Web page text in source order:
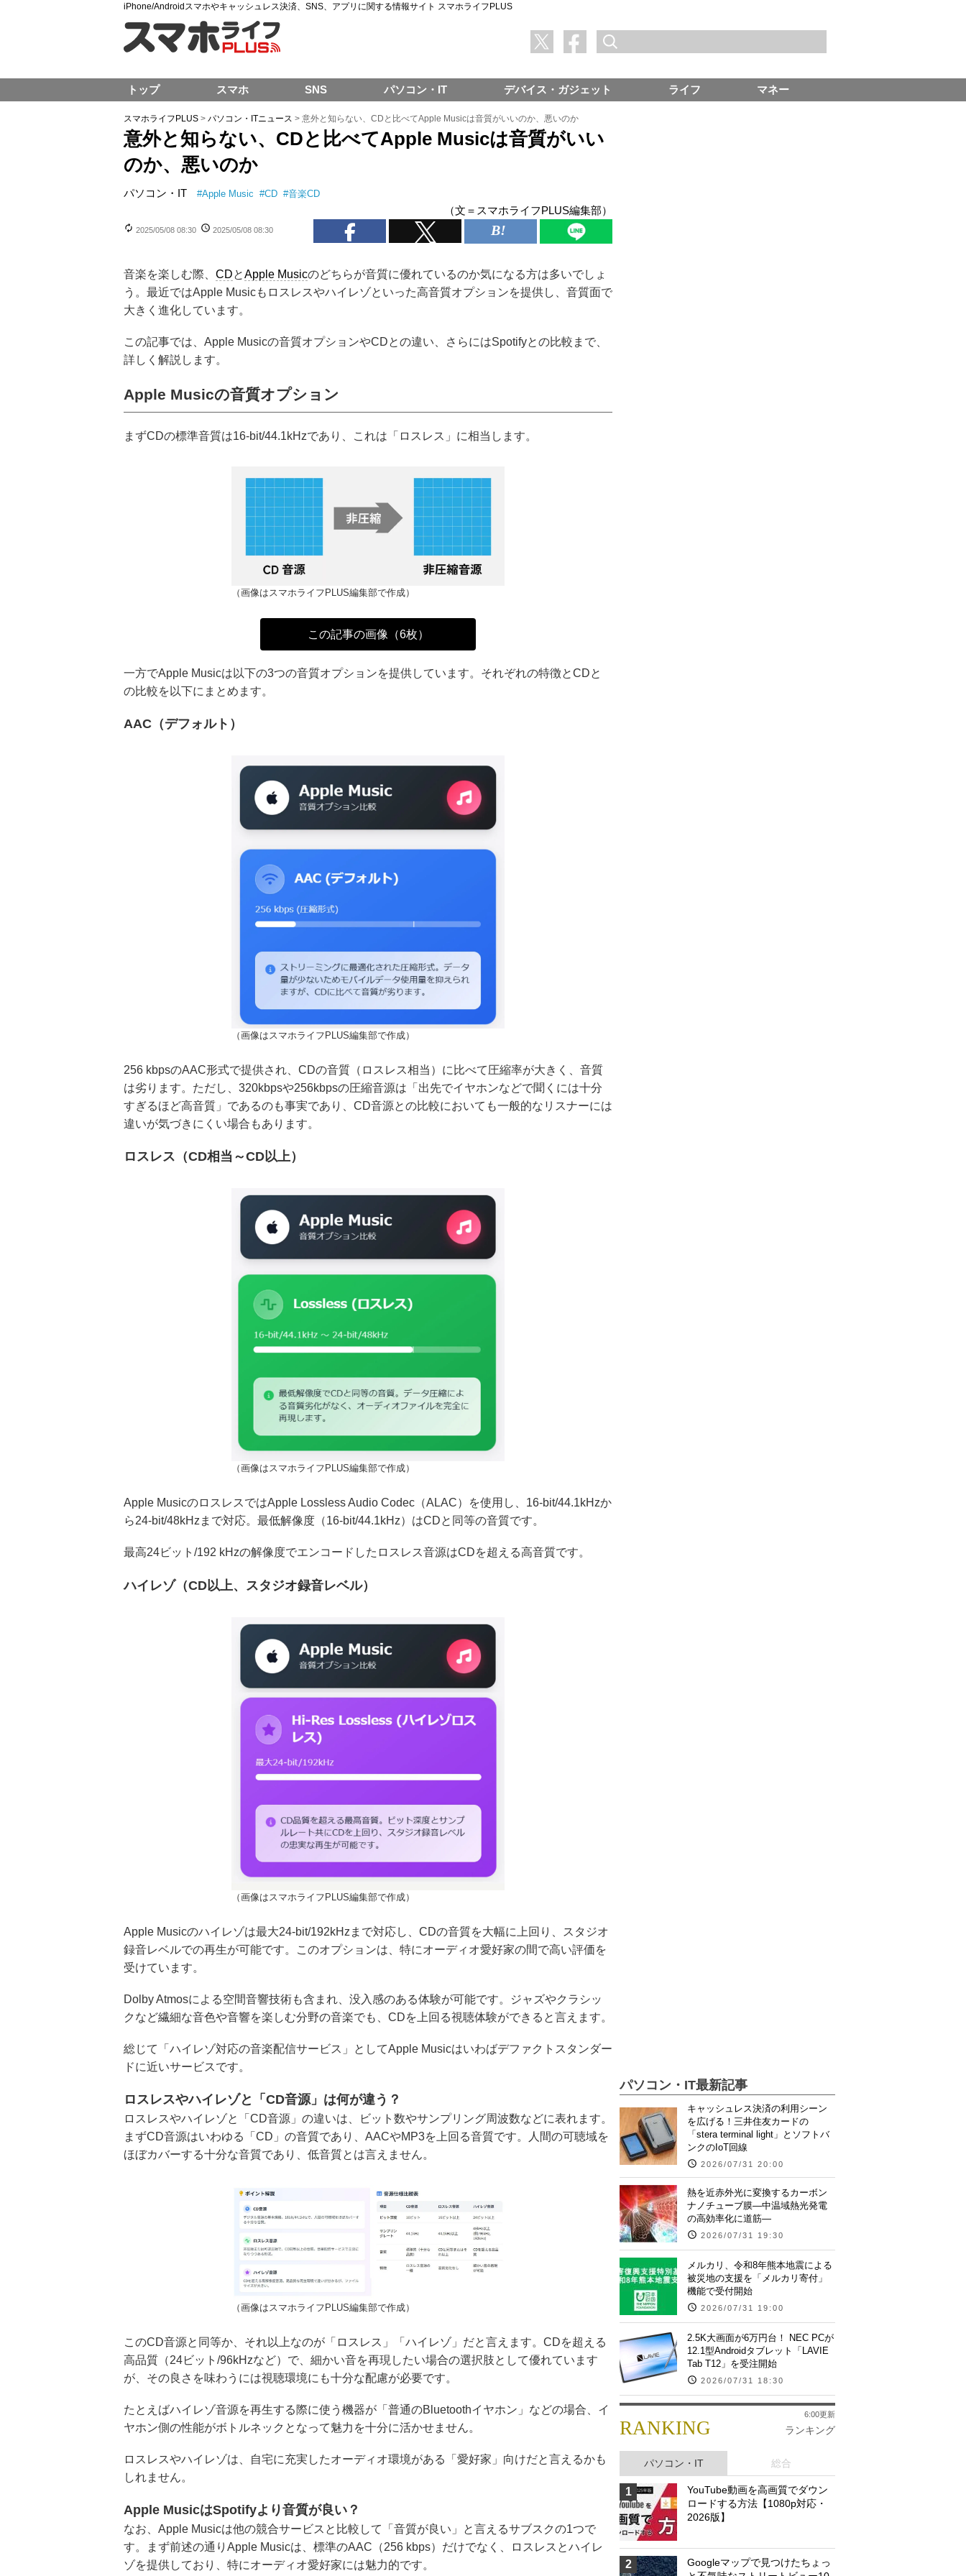
iPhone/Androidスマホやキャッシュレス決済、SNS、アプリに関する情報サイト スマホライフPLUS
スマホライフPLUS > パソコン・ITニュース > 意外と知らない、CDと比べてApple Musicは音質がいいのか、悪いのか
意外と知らない、CDと比べてApple Musicは音質がいい
のか、悪いのか
パソコン・IT #Apple Music #CD #音楽CD
（文＝スマホライフPLUS編集部）
2025/05/08 08:30 2025/05/08 08:30
音楽を楽しむ際、 CDとApple Musicのどちらが音質に優れているのか気になる方は多いでしょ
う。最近ではApple Musicもロスレスやハイレゾといった高音質オプションを提供し、音質面で
大きく進化しています。
この記事では、Apple Musicの音質オプションやCDとの違い、さらにはSpotifyとの比較まで、
詳しく解説します。
Apple Musicの音質オプション
まずCDの標準音質は16-bit/44.1kHzであり、これは「ロスレス」に相当します。
（画像はスマホライフPLUS編集部で作成）
この記事の画像（6枚）
一方でApple Musicは以下の3つの音質オプションを提供しています。それぞれの特徴とCDと
の比較を以下にまとめます。
AAC（デフォルト）
（画像はスマホライフPLUS編集部で作成）
256 kbpsのAAC形式で提供され、CDの音質（ロスレス相当）に比べて圧縮率が大きく、音質
は劣ります。ただし、320kbpsや256kbpsの圧縮音源は「出先でイヤホンなどで聞くには十分
すぎるほど高音質」であるのも事実であり、CD音源との比較においても一般的なリスナーには
違いが気づきにくい場合もあります。
ロスレス（CD相当～CD以上）
（画像はスマホライフPLUS編集部で作成）
Apple MusicのロスレスではApple Lossless Audio Codec（ALAC）を使用し、16-bit/44.1kHzか
ら24-bit/48kHzまで対応。最低解像度（16-bit/44.1kHz）はCDと同等の音質です。
最高24ビット/192 kHzの解像度でエンコードしたロスレス音源はCDを超える高音質です。
ハイレゾ（CD以上、スタジオ録音レベル）
（画像はスマホライフPLUS編集部で作成）
Apple Musicのハイレゾは最大24-bit/192kHzまで対応し、CDの音質を大幅に上回り、スタジオ
録音レベルでの再生が可能です。このオプションは、特にオーディオ愛好家の間で高い評価を
受けています。
Dolby Atmosによる空間音響技術も含まれ、没入感のある体験が可能です。ジャズやクラシッ
クなど繊細な音色や音響を楽しむ分野の音楽でも、CDを上回る視聴体験ができると言えます。
総じて「ハイレゾ対応の音楽配信サービス」としてApple Musicはいわばデファクトスタンダー
ドに近いサービスです。
ロスレスやハイレゾと「CD音源」は何が違う？
ロスレスやハイレゾと「CD音源」の違いは、ビット数やサンプリング周波数などに表れます。
まずCD音源はいわゆる「CD」の音質であり、AACやMP3を上回る音質です。人間の可聴域を
ほぼカバーする十分な音質であり、低音質とは言えません。
（画像はスマホライフPLUS編集部で作成）
このCD音源と同等か、それ以上なのが「ロスレス」「ハイレゾ」だと言えます。CDを超える
高品質（24ビット/96kHzなど）で、細かい音を再現したい場合の選択肢として優れています
が、その良さを味わうには視聴環境にも十分な配慮が必要です。
たとえばハイレゾ音源を再生する際に使う機器が「普通のBluetoothイヤホン」などの場合、イ
ヤホン側の性能がボトルネックとなって魅力を十分に活かせません。
ロスレスやハイレゾは、自宅に充実したオーディオ環境がある「愛好家」向けだと言えるかも
しれません。
Apple MusicはSpotifyより音質が良い？
なお、Apple Musicは他の競合サービスと比較して「音質が良い」と言えるサブスクの1つで
す。まず前述の通りApple Musicは、標準のAAC（256 kbps）だけでなく、ロスレスとハイレ
ゾを提供しており、特にオーディオ愛好家には魅力的です。
パソコン・IT最新記事
キャッシュレス決済の利用シーン
を広げる！三井住友カードの
「stera terminal light」とソフトバ
ンクのIoT回線
2026/07/31 20:00
熱を近赤外光に変換するカーボン
ナノチューブ膜―中温域熱光発電
の高効率化に道筋―
2026/07/31 19:30
メルカリ、令和8年熊本地震による
被災地の支援を「メルカリ寄付」
機能で受付開始
2026/07/31 19:00
2.5K大画面が6万円台！ NEC PCが
12.1型Androidタブレット「LAVIE
Tab T12」を受注開始
2026/07/31 18:30
RANKING ランキング
6:00更新
パソコン・IT 総合
1
YouTube動画を高画質でダウン
ロードする方法【1080p対応・
2026版】
2
Googleマップで見つけたちょっ
トップ スマホ SNS パソコン・IT デバイス・ガジェット ライフ マネー